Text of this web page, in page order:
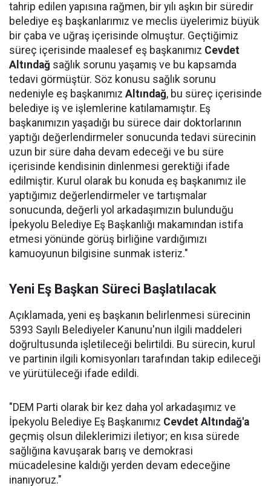
tahrip edilen yapısına rağmen, bir yılı aşkın bir süredir
belediye eş başkanlarımız ve meclis üyelerimiz büyük
bir çaba ve uğraş içerisinde olmuştur. Geçtiğimiz
süreç içerisinde maalesef eş başkanımız Cevdet
Altındağ sağlık sorunu yaşamış ve bu kapsamda
tedavi görmüştür. Söz konusu sağlık sorunu
nedeniyle eş başkanımız Altındağ, bu süreç içerisinde
belediye iş ve işlemlerine katılamamıştır. Eş
başkanımızın yaşadığı bu sürece dair doktorlarının
yaptığı değerlendirmeler sonucunda tedavi sürecinin
uzun bir süre daha devam edeceği ve bu süre
içerisinde kendisinin dinlenmesi gerektiği ifade
edilmiştir. Kurul olarak bu konuda eş başkanımız ile
yaptığımız değerlendirmeler ve tartışmalar
sonucunda, değerli yol arkadaşımızın bulunduğu
İpekyolu Belediye Eş Başkanlığı makamından istifa
etmesi yönünde görüş birliğine vardığımızı
kamuoyunun bilgisine sunmak isteriz."
Yeni Eş Başkan Süreci Başlatılacak
Açıklamada, yeni eş başkanın belirlenmesi sürecinin
5393 Sayılı Belediyeler Kanunu'nun ilgili maddeleri
doğrultusunda işletileceği belirtildi. Bu sürecin, kurul
ve partinin ilgili komisyonları tarafından takip edileceği
ve yürütüleceği ifade edildi.
"DEM Parti olarak bir kez daha yol arkadaşımız ve
İpekyolu Belediye Eş Başkanımız Cevdet Altındağ'a
geçmiş olsun dileklerimizi iletiyor; en kısa sürede
sağlığına kavuşarak barış ve demokrasi
mücadelesine kaldığı yerden devam edeceğine
inanıyoruz."